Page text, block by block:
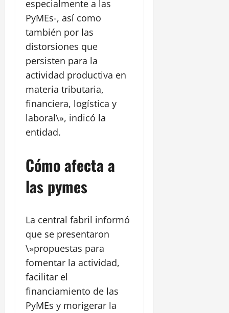
especialmente a las
PyMEs-, así como
también por las
distorsiones que
persisten para la
actividad productiva en
materia tributaria,
financiera, logística y
laboral\», indicó la
entidad.
Cómo afecta a
las pymes
La central fabril informó
que se presentaron
\»propuestas para
fomentar la actividad,
facilitar el
financiamiento de las
PyMEs y morigerar la